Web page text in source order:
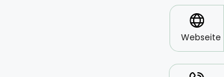
Webseite